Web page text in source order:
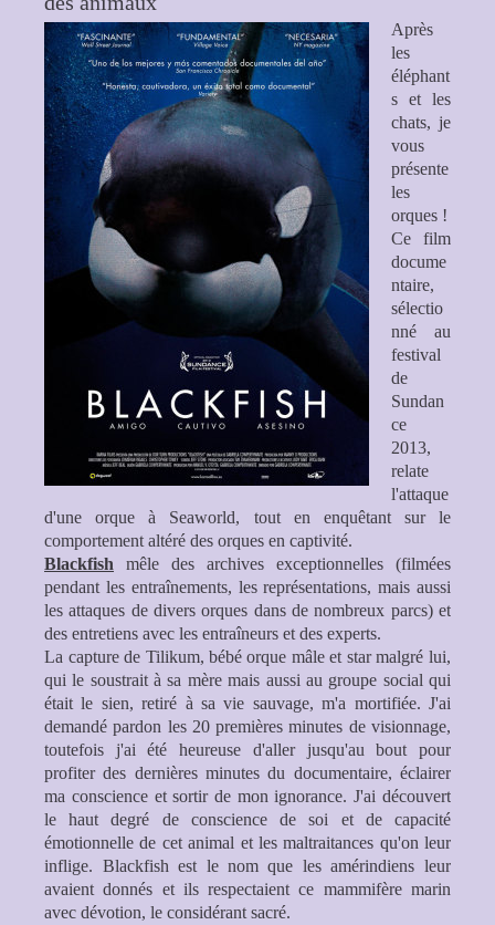
Après
les
éléphant
s et les
chats, je
vous
présente
les
orques !
Ce film
docume
ntaire,
sélectio
nné au
festival
de
Sundan
ce
2013,
relate
l'attaque
d'une orque à Seaworld, tout en enquêtant sur le
comportement altéré des orques en captivité.
Blackfish mêle des archives exceptionnelles (filmées
pendant les entraînements, les représentations, mais aussi
les attaques de divers orques dans de nombreux parcs) et
des entretiens avec les entraîneurs et des experts.
La capture de Tilikum, bébé orque mâle et star malgré lui,
qui le soustrait à sa mère mais aussi au groupe social qui
était le sien, retiré à sa vie sauvage, m'a mortifiée. J'ai
demandé pardon les 20 premières minutes de visionnage,
toutefois j'ai été heureuse d'aller jusqu'au bout pour
profiter des dernières minutes du documentaire, éclairer
ma conscience et sortir de mon ignorance. J'ai découvert
le haut degré de conscience de soi et de capacité
émotionnelle de cet animal et les maltraitances qu'on leur
inflige. Blackfish est le nom que les amérindiens leur
avaient donnés et ils respectaient ce mammifère marin
avec dévotion, le considérant sacré.